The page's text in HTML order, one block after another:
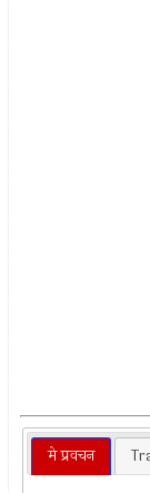
मे प्रवचन